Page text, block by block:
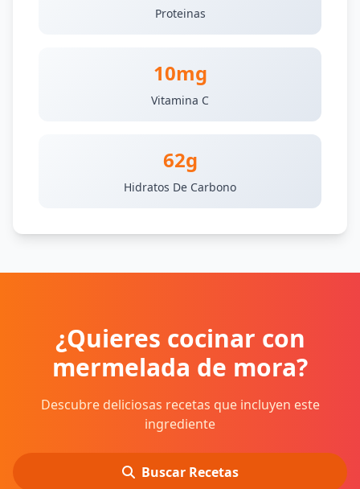
Proteinas
10mg
Vitamina C
62g
Hidratos De Carbono
¿Quieres cocinar con
mermelada de mora?
Descubre deliciosas recetas que incluyen este
ingrediente
Buscar Recetas